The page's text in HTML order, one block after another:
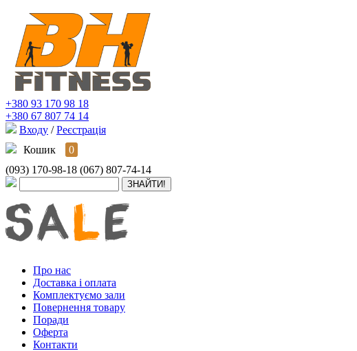
+380 93 170 98 18
+380 67 807 74 14
Входу / Реєстрація
Кошик
0
(093) 170-98-18 (067) 807-74-14
Про нас
Доставка і оплата
Комплектуємо зали
Повернення товару
Поради
Оферта
Контакти